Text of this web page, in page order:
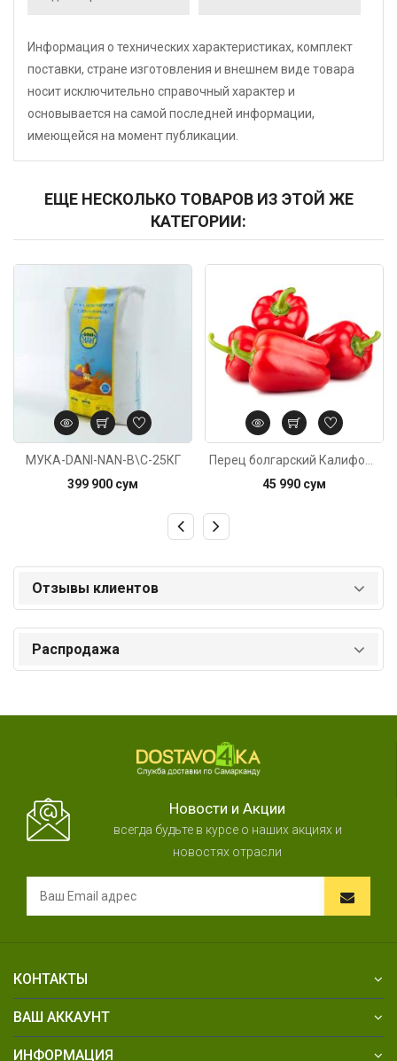
Информация о технических характеристиках, комплект
поставки, стране изготовления и внешнем виде товара
носит исключительно справочный характер и
основывается на самой последней информации,
имеющейся на момент публикации.
ЕЩЕ НЕСКОЛЬКО ТОВАРОВ ИЗ ЭТОЙ ЖЕ
КАТЕГОРИИ:
МУКА-DANI-NAN-В\С-25КГ
399 900 сум
45 990 сум
Отзывы клиентов
Распродажа
Новости и Акции
всегда будьте в курсе о наших акциях и
новостях отрасли
КОНТАКТЫ
ВАШ АККАУНТ
ИНФОРМАЦИЯ